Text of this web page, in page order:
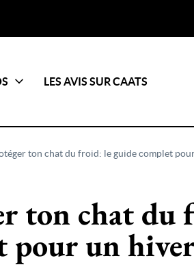
LES AVIS SUR CAATS
ton chat du froid: le guide complet
ton chat du
pour un